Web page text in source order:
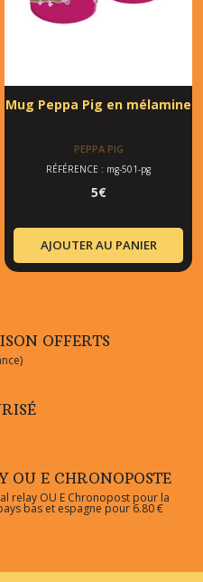
Mug Peppa Pig en mélamine
PEPPA PIG
RÉFÉRENCE : mg-501-pg
5€
AJOUTER AU PANIER
OFFERTS
OU E CHRONOPOSTE
relay OU E Chronopost pour la
bas et espagne pour 6.80 €